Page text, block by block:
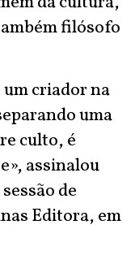
filósofo
um criador na
uma
culto, é
assinalou
de
Editora, em